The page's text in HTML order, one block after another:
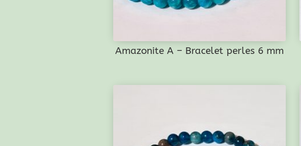
Amazonite A – Bracelet perles 6 mm